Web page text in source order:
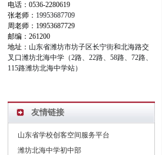
电话：0536-2280619
张老师： 19953687709
周老师：19953687729
邮编：261200
地址： 山东省潍坊市坊子区长宁街和北海路交
叉口潍坊北海中学（2路、22路、58路、72路、
115路潍坊北海中学站）
友情链接
山东省学校创客空间服务平台
潍坊北海中学初中部